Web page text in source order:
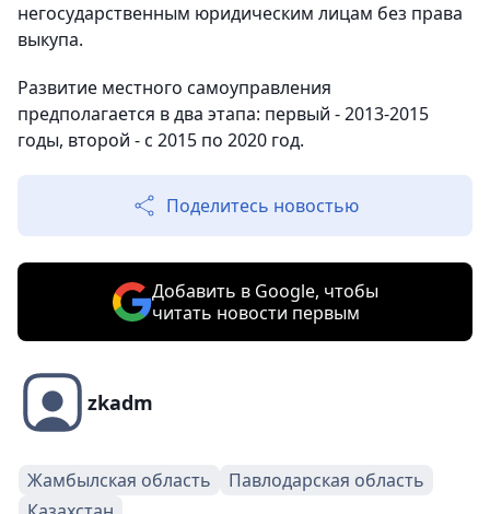
негосударственным юридическим лицам без права
выкупа.
Развитие местного самоуправления
предполагается в два этапа: первый - 2013-2015
годы, второй - с 2015 по 2020 год.
Поделитесь новостью
Добавить в Google, чтобы
читать новости первым
zkadm
Жамбылская область
Павлодарская область